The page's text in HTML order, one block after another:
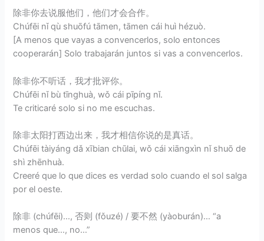
除非你去说服他们，他们才会合作。
Chúfēi nǐ qù shuōfú tāmen, tāmen cái huì hézuò.
[A menos que vayas a convencerlos, solo entonces
cooperarán] Solo trabajarán juntos si vas a convencerlos.
除非你不听话，我才批评你。
Chúfēi nǐ bù tīnghuà, wǒ cái pīpíng nǐ.
Te criticaré solo si no me escuchas.
除非太阳打西边出来，我才相信你说的是真话。
Chúfēi tàiyáng dǎ xībian chūlai, wǒ cái xiāngxìn nǐ shuō de
shì zhēnhuà.
Creeré que lo que dices es verdad solo cuando el sol salga
por el oeste.
除非 (chúfēi)…, 否则 (fǒuzé) / 要不然 (yàoburán)… “a
menos que…, no…”